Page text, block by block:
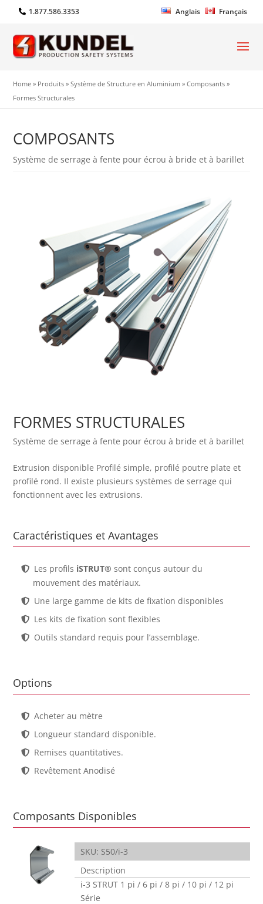
1.877.586.3353 Anglais Français
Home » Produits »Système de Structure en Aluminium »Composants »
Formes Structurales
COMPOSANTS
Système de serrage à fente pour écrou à bride et à barillet
FORMES STRUCTURALES
Système de serrage à fente pour écrou à bride et à barillet
Extrusion disponible Profilé simple, profilé poutre plate et
profilé rond. Il existe plusieurs systèmes de serrage qui
fonctionnent avec les extrusions.
Caractéristiques et Avantages
Les profils iSTRUT® sont conçus autour du
mouvement des matériaux.
Une large gamme de kits de fixation disponibles
Les kits de fixation sont flexibles
Outils standard requis pour l’assemblage.
Options
Acheter au mètre
Longueur standard disponible.
Remises quantitatives.
Revêtement Anodisé
Composants Disponibles
SKU: S50/i-3
Description
i-3 STRUT 1 pi / 6 pi / 8 pi / 10 pi / 12 pi
Série